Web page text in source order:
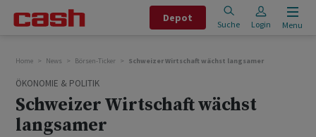
Depot
Suche Login Menu
Home News Börsen-Ticker Schweizer Wirtschaft wächst langsamer
ÖKONOMIE & POLITIK
Schweizer Wirtschaft wächst
langsamer